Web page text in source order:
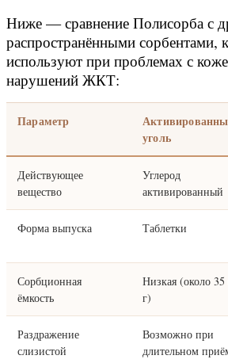
Ниже — сравнение Полисорба с
распространёнными сорбентами,
используют при проблемах с
нарушений ЖКТ:
Параметр
уголь
Действующее
вещество
Углерод
активированный
Форма выпуска Таблетки
Сорбционная
ёмкость
Низкая (около
г)
Раздражение
слизистой
Возможно при
длительном